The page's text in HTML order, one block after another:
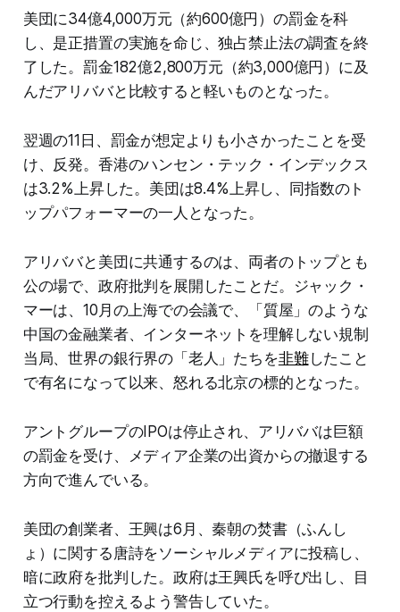
美団に34億4,000万元（約600億円）の罰金を科
し、是正措置の実施を命じ、独占禁止法の調査を終
了した。罰金182億2,800万元（約3,000億円）に及
んだアリババと比較すると軽いものとなった。
翌週の11日、罰金が想定よりも小さかったことを受
け、反発。香港のハンセン・テック・インデックス
は3.2%上昇した。美団は8.4%上昇し、同指数のト
ップパフォーマーの一人となった。
アリババと美団に共通するのは、両者のトップとも
公の場で、政府批判を展開したことだ。ジャック・
マーは、10月の上海での会議で、「質屋」のような
中国の金融業者、インターネットを理解しない規制
当局、世界の銀行界の「老人」たちを非難したこと
で有名になって以来、怒れる北京の標的となった。
アントグループのIPOは停止され、アリババは巨額
の罰金を受け、メディア企業の出資からの撤退する
方向で進んでいる。
美団の創業者、王興は6月、秦朝の焚書（ふんし
ょ）に関する唐詩をソーシャルメディアに投稿し、
暗に政府を批判した。政府は王興氏を呼び出し、目
立つ行動を控えるよう警告していた。